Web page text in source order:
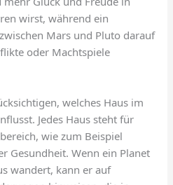
wirst, während ein
Mars und Pluto darauf
oder Machtspiele
welches Haus im
Jedes Haus steht für
wie zum Beispiel
Gesundheit. Wenn ein Planet
wandert, kann er auf